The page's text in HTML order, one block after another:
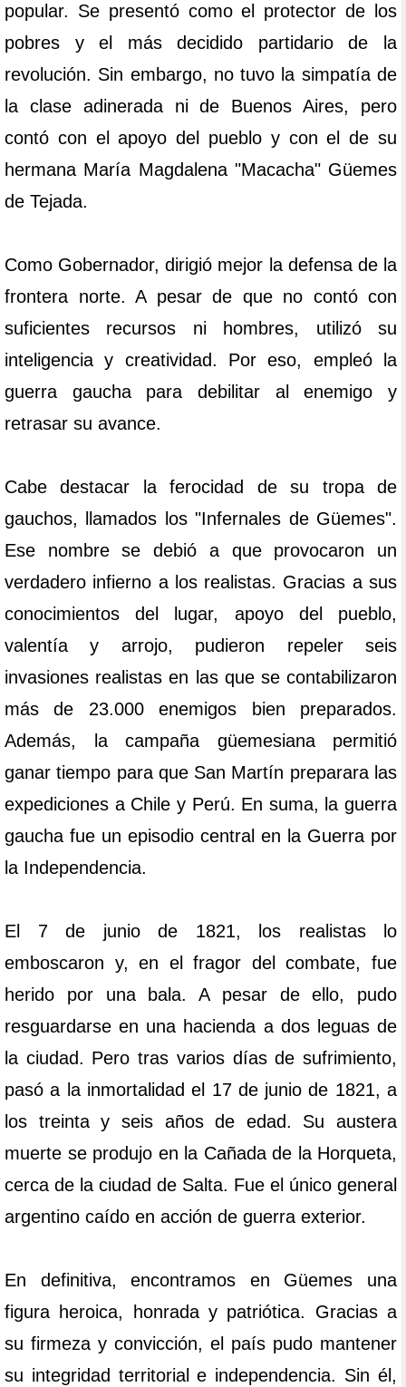
popular. Se presentó como el protector de los
pobres y el más decidido partidario de la
revolución. Sin embargo, no tuvo la simpatía de
la clase adinerada ni de Buenos Aires, pero
contó con el apoyo del pueblo y con el de su
hermana María Magdalena "Macacha" Güemes
de Tejada.
Como Gobernador, dirigió mejor la defensa de la
frontera norte. A pesar de que no contó con
suficientes recursos ni hombres, utilizó su
inteligencia y creatividad. Por eso, empleó la
guerra gaucha para debilitar al enemigo y
retrasar su avance.
Cabe destacar la ferocidad de su tropa de
gauchos, llamados los "Infernales de Güemes".
Ese nombre se debió a que provocaron un
verdadero infierno a los realistas. Gracias a sus
conocimientos del lugar, apoyo del pueblo,
valentía y arrojo, pudieron repeler seis
invasiones realistas en las que se contabilizaron
más de 23.000 enemigos bien preparados.
Además, la campaña güemesiana permitió
ganar tiempo para que San Martín preparara las
expediciones a Chile y Perú. En suma, la guerra
gaucha fue un episodio central en la Guerra por
la Independencia.
El 7 de junio de 1821, los realistas lo
emboscaron y, en el fragor del combate, fue
herido por una bala. A pesar de ello, pudo
resguardarse en una hacienda a dos leguas de
la ciudad. Pero tras varios días de sufrimiento,
pasó a la inmortalidad el 17 de junio de 1821, a
los treinta y seis años de edad. Su austera
muerte se produjo en la Cañada de la Horqueta,
cerca de la ciudad de Salta. Fue el único general
argentino caído en acción de guerra exterior.
En definitiva, encontramos en Güemes una
figura heroica, honrada y patriótica. Gracias a
su firmeza y convicción, el país pudo mantener
su integridad territorial e independencia. Sin él,